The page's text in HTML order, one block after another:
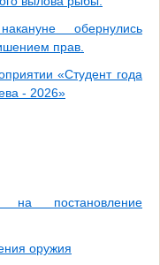
обернулись
прав.
«Студент года
- 2026»
на постановление
оружия